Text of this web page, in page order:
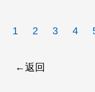
1 2 3 4
返回